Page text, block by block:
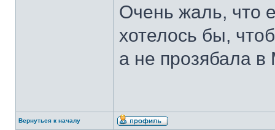
Очень жаль, что
хотелось бы,
а не прозябала
Вернуться к началу